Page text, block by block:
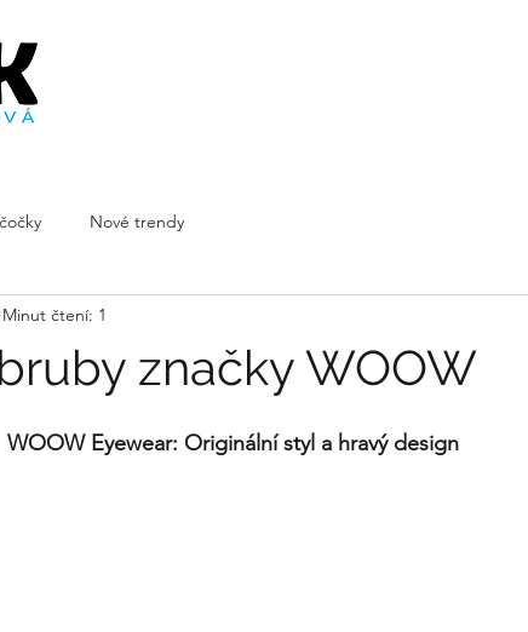
Nové trendy
značky WOOW
Minut čtení: 1
WOOW Eyewear: Originální styl a hravý design